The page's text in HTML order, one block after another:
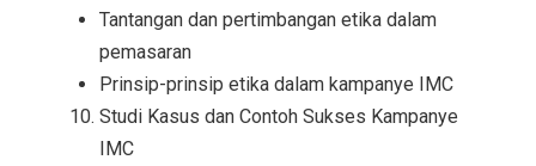
Tantangan dan pertimbangan etika dalam
pemasaran
Prinsip-prinsip etika dalam kampanye IMC
Studi Kasus dan Contoh Sukses Kampanye
IMC